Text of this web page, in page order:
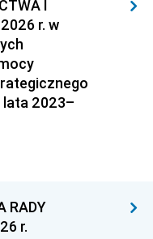
I
r. w
lata 2023–
RADY
r.